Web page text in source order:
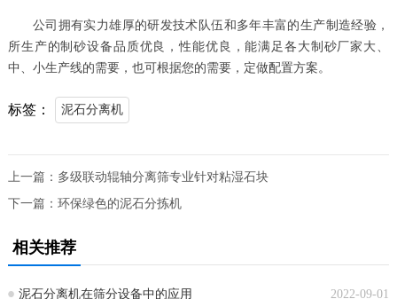
公司拥有实力雄厚的研发技术队伍和多年丰富的生产制造经验，
所生产的制砂设备品质优良，性能优良，能满足各大制砂厂家大、
中、小生产线的需要，也可根据您的需要，定做配置方案。
标签： 泥石分离机
上一篇： 多级联动辊轴分离筛专业针对粘湿石块
下一篇： 环保绿色的泥石分拣机
相关推荐
2022-09-01
泥石分离机在筛分设备中的应用